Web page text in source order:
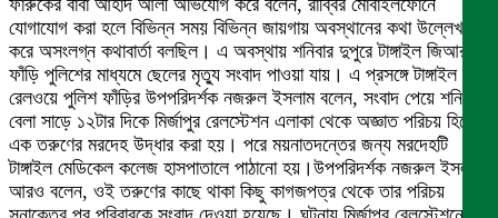
ফারুকের বাবা আহাদ আলী অভিযোগ করে বলেন, রাব্বির মোবাইলফোনে
যোগাযোগ করা হলে বিভিন্ন সময় বিভিন্ন জায়গায় অবস্থানের কথা উল্লেখ
করে অসংলগ্ন কথাবার্তা বলছিল। এ অবস্থায় শনিবার দুপুরে টাঙ্গাইল জিআরপি
ফাঁড়ি পুলিশের মাধ্যমে ছেলের মৃত্যু সংবাদ পাওয়া যায়। এ প্রসঙ্গে টাঙ্গাইল
রেলওয়ে পুলিশ ফাঁড়ির উপপরিদর্শক নজরুল ইসলাম বলেন, সংবাদ পেয়ে শনিবার
বেলা সাড়ে ১২টার দিকে মির্জাপুর রেলস্টেশন এলাকা থেকে অজ্ঞাত পরিচয় হিসেবে
এক তরুণের মরদেহ উদ্ধার করা হয়। পরে ময়নাতদন্তের জন্য মরদেহটি
টাঙ্গাইল মেডিকেল কলেজ হাসপাতালে পাঠানো হয়।উপপরিদর্শক নজরুল ইসলাম
আরও বলেন, ওই তরুণের কাছে থাকা কিছু কাগজপত্র থেকে তার পরিচয়